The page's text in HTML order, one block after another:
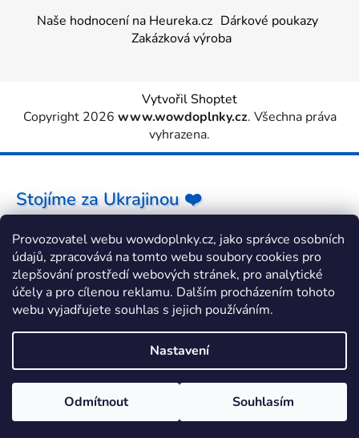
Provozovatel webu wowdoplnky.cz, jako správce osobních
údajů, zpracovává na tomto webu soubory cookies pro
zlepšování prostředí webových stránek, pro analytické
účely a pro cílenou reklamu. Dalším procházením tohoto
webu vyjadřujete souhlas s jejich používáním.
Nastavení
Odmítnout Souhlasím
Naše hodnocení na Heureka.cz Dárkové poukazy
Zakázková výroba
Vytvořil Shoptet
Copyright 2026 www.wowdoplnky.cz. Všechna práva
vyhrazena.
Stojíme za Ukrajinou ❤️
Jak a čím pomoci »